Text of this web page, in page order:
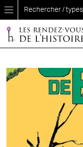
Aller au contenu principal